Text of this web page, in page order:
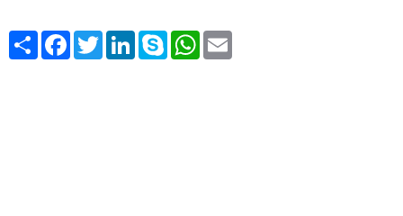
Share FacebookTwitterLinkedInSkype WhatsApp